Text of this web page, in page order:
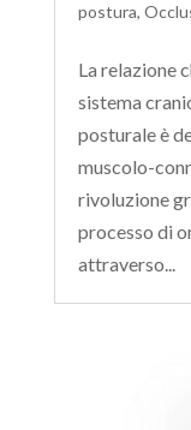
postura,
La relazione
sistema
posturale è
muscolo-
rivoluzione
processo di
attraverso...